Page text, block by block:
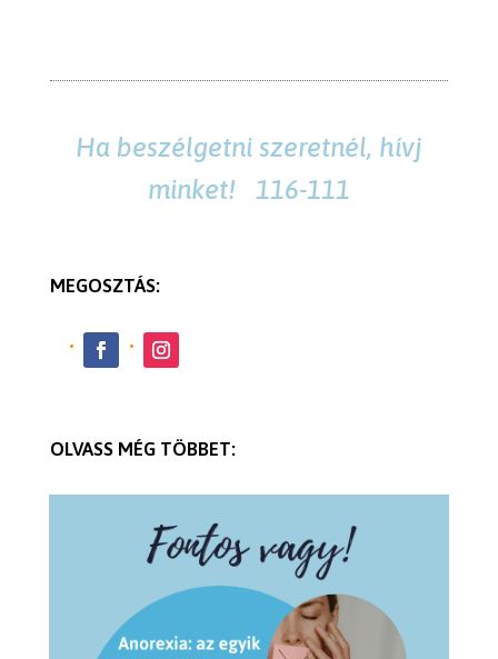
Ha beszélgetni szeretnél, hívj
minket! 116-111
MEGOSZTÁS:
OLVASS MÉG TÖBBET: